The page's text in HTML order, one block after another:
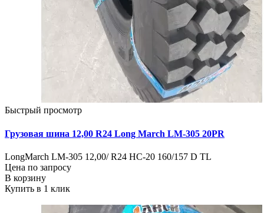
Быстрый просмотр
Грузовая шина 12,00 R24 Long March LM-305 20PR
LongMarch LM-305 12,00/ R24 HC-20 160/157 D TL
Цена по запросу
В корзину
Купить в 1 клик